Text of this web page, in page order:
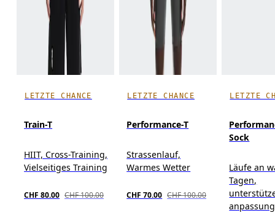
LETZTE CHANCE
Train-T
HIIT, Cross-Training,
Vielseitiges Training
CHF 80.00 CHF 100.00
LETZTE CHANCE
Performance-T
Strassenlauf,
Warmes Wetter
CHF 70.00 CHF 100.00
LETZTE
Sock
Läufe an
Tagen,